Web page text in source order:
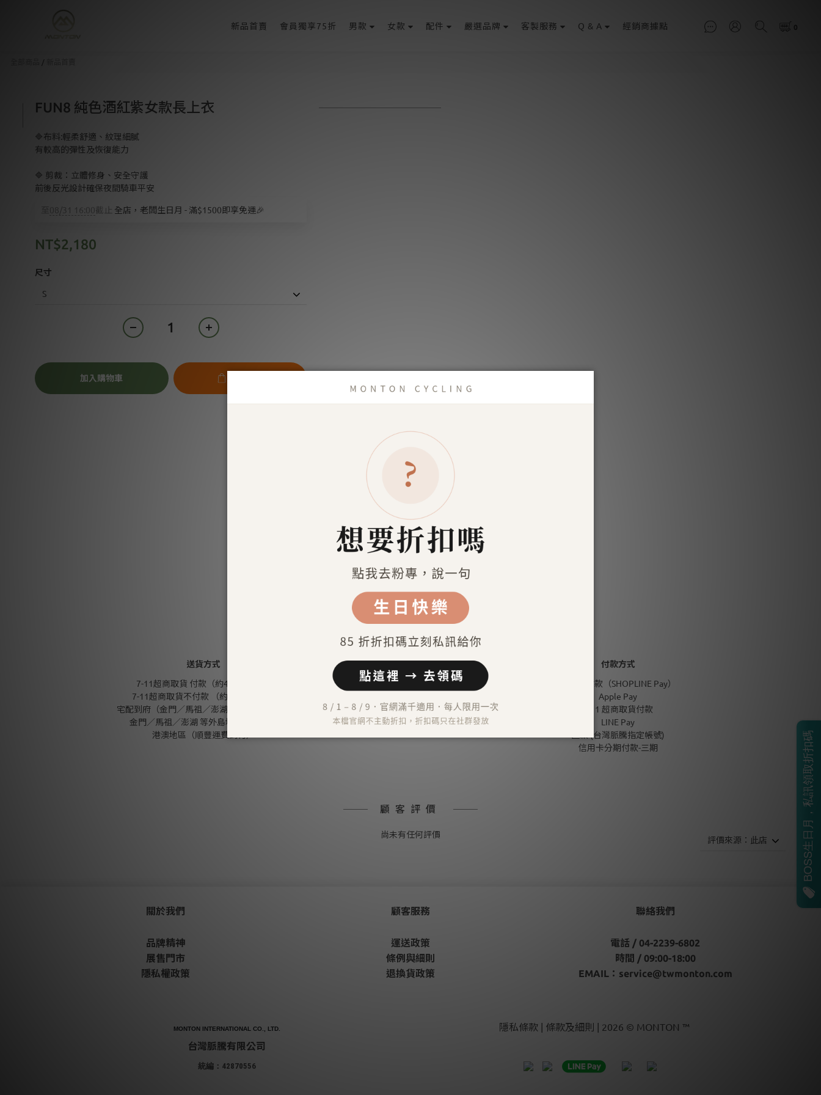
新品首賣 會員獨享75折 男款 女款 配件 嚴選品牌 客製服務 Q & A 經銷商據點
/
FUN8 純色酒紅紫女款長上衣
🔷布料:輕柔舒適、紋理細膩
有較高的彈性及恢復能力
🔷 剪裁：立體修身、安全守護
前後反光設計確保夜間騎車平安
08/31 16:00截止 全店，老闆生日月 - 滿$1500即享免運🎉
NT$2,180
尺寸
加入購物車
商品描述
了解更多
送貨及付款方式
送貨方式
7-11超商取貨 付款（約4-5天送達）
7-11超商取貨不付款 （約4-5天送達）
宅配到府（金門／馬祖／澎湖 外島地區除外）
金門／馬祖／澎湖 等外島地區（郵寄）
港澳地區（順豐運費到付）
付款方式
信用卡付款（SHOPLINE Pay）
Apple Pay
7-11 超商取貨付款
LINE Pay
匯款 (台灣脈騰指定帳號)
信用卡分期付款-三期
顧客評價
尚未有任何評價
關於我們
品牌精神
展售門市
隱私權政策
顧客服務
運送政策
條例與細則
退換貨政策
聯絡我們
電話 / 04-2239-6802
時間 / 09:00-18:00
EMAIL： service@twmonton.com
MONTON INTERNATIONAL CO., LTD.
台灣脈騰有限公司
統編：42870556
隱私條款 | 條款及細則 | 2026 © MONTON ™
BOSS生日月，私訊領取折扣碼